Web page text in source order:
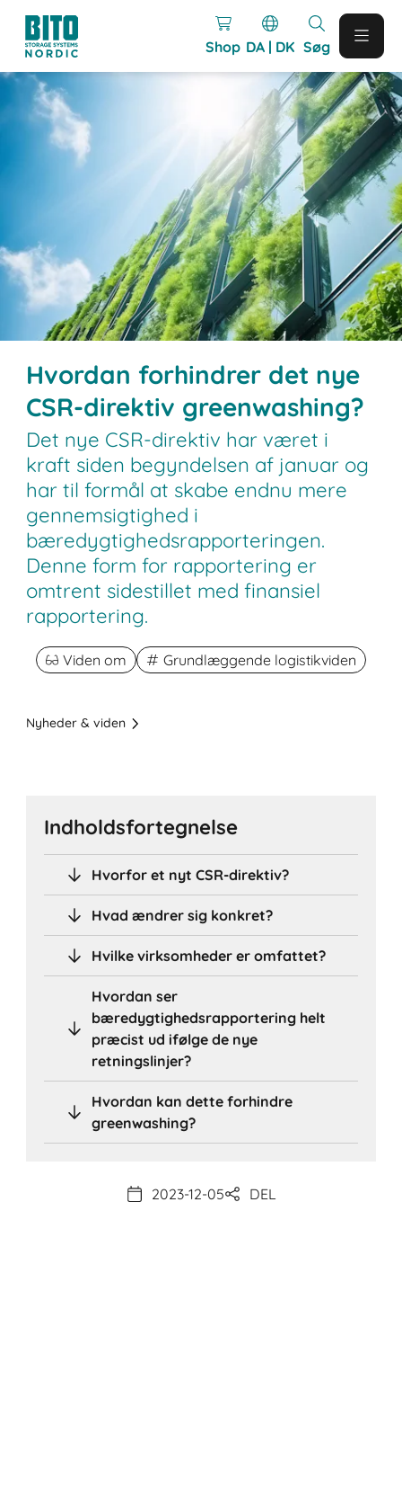
Shop DA | DK Søg
Hvordan forhindrer det nye
CSR-direktiv greenwashing?
Det nye CSR-direktiv har været i
kraft siden begyndelsen af januar og
har til formål at skabe endnu mere
gennemsigtighed i
bæredygtighedsrapporteringen.
Denne form for rapportering er
omtrent sidestillet med finansiel
rapportering.
Viden om Grundlæggende logistikviden
Nyheder & viden
Indholdsfortegnelse
Hvorfor et nyt CSR-direktiv?
Hvad ændrer sig konkret?
Hvilke virksomheder er omfattet?
Hvordan ser
bæredygtighedsrapportering helt
præcist ud ifølge de nye
retningslinjer?
Hvordan kan dette forhindre
greenwashing?
2023-12-05 DEL